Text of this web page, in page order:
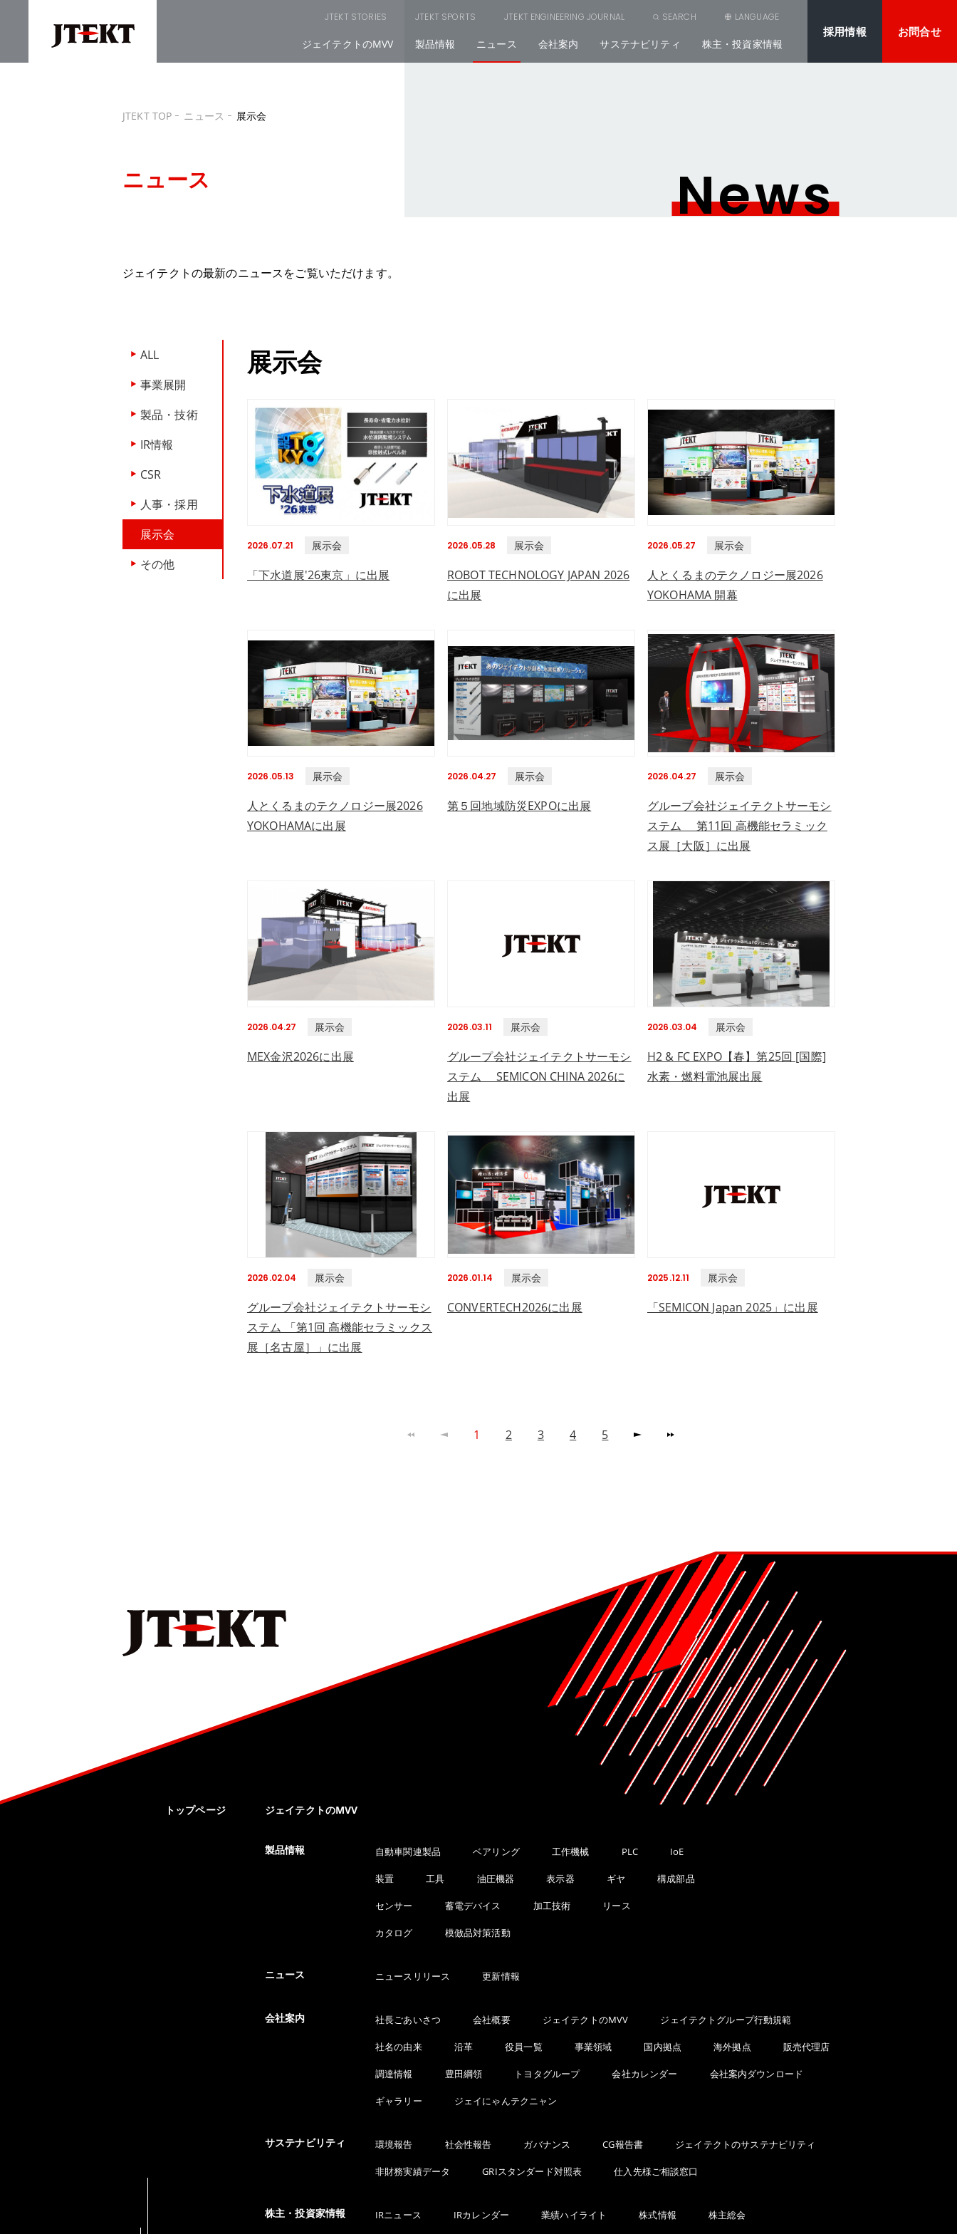
JTEKT STORIES JTEKT SPORTS JTEKT ENGINEERING JOURNAL SEARCH LANGUAGE
ジェイテクトのMVV 製品情報 ニュース 会社案内 サステナビリティ 株主・投資家情報
採用情報 お問合せ
News
JTEKT TOP ニュース 展示会
ニュース
ジェイテクトの最新のニュースをご覧いただけます。
ALL
事業展開
製品・技術
IR情報
CSR
人事・採用
展示会
その他
展示会
2026.07.21 展示会
「下水道展'26東京」に出展
2026.05.28 展示会
ROBOT TECHNOLOGY JAPAN 2026
に出展
2026.05.27 展示会
人とくるまのテクノロジー展2026
YOKOHAMA 開幕
2026.05.13 展示会
人とくるまのテクノロジー展2026
YOKOHAMAに出展
2026.04.27 展示会
第５回地域防災EXPOに出展
2026.04.27 展示会
グループ会社ジェイテクトサーモシ
ステム 第11回 高機能セラミック
ス展［大阪］に出展
2026.04.27 展示会
MEX金沢2026に出展
2026.03.11 展示会
グループ会社ジェイテクトサーモシ
ステム SEMICON CHINA 2026に
出展
2026.03.04 展示会
H2 & FC EXPO【春】第25回 [国際]
水素・燃料電池展出展
2026.02.04 展示会
グループ会社ジェイテクトサーモシ
ステム 「第1回 高機能セラミックス
展［名古屋］」に出展
2026.01.14 展示会
CONVERTECH2026に出展
2025.12.11 展示会
「SEMICON Japan 2025」に出展
1 2 3 4 5
トップページ ジェイテクトのMVV
製品情報 自動車関連製品 ベアリング 工作機械 PLC IoE
装置 工具 油圧機器 表示器 ギヤ 構成部品
センサー 蓄電デバイス 加工技術 リース
カタログ 模倣品対策活動
ニュース ニュースリリース 更新情報
会社案内 社長ごあいさつ 会社概要 ジェイテクトのMVV ジェイテクトグループ行動規範
社名の由来 沿革 役員一覧 事業領域 国内拠点 海外拠点 販売代理店
調達情報 豊田綱領 トヨタグループ 会社カレンダー 会社案内ダウンロード
ギャラリー ジェイにゃんテクニャン
サステナビリティ 環境報告 社会性報告 ガバナンス CG報告書 ジェイテクトのサステナビリティ
非財務実績データ GRIスタンダード対照表 仕入先様ご相談窓口
株主・投資家情報 IRニュース IRカレンダー 業績ハイライト 株式情報
株主総会